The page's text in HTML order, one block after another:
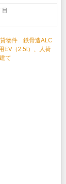
目
物件 鉄骨造ALC
（2.5t）、人荷
て